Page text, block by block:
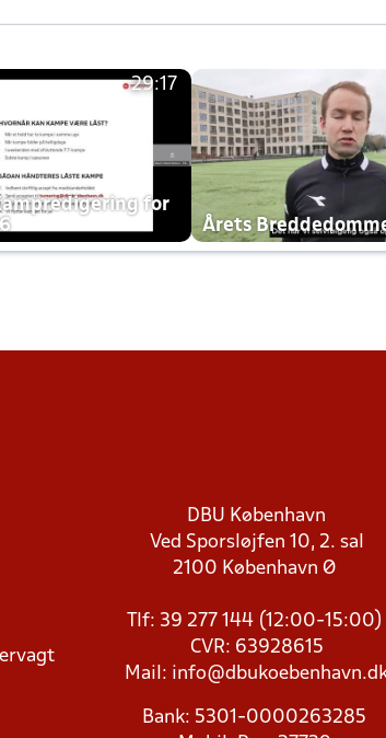
29:17
for
Årets
DBU København
Ved Sporsløjfen 10, 2. sal
2100 København Ø
Tlf: 39 277 144 (12:00-15:00)
CVR: 63928615
Mail:
Bank: 5301-0000263285